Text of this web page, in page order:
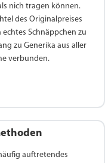
nich tragen können.
des Originalpreises
Schnäppchen zu
zu Generika aus aller
verbunden.
auftretendes